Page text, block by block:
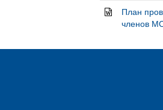
План
членов